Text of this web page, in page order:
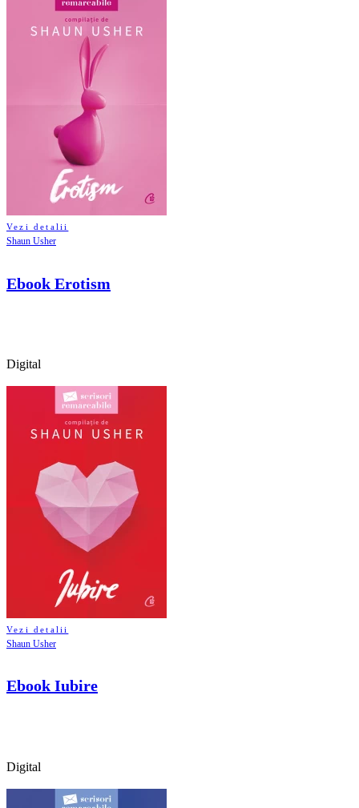
Vezi detalii
Shaun Usher
Ebook Erotism
Digital
Vezi detalii
Shaun Usher
Ebook Iubire
Digital